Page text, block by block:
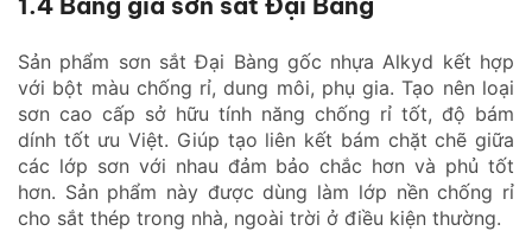
Sản phẩm sơn sắt Đại Bàng gốc nhựa Alkyd kết hợp
với bột màu chống rỉ, dung môi, phụ gia. Tạo nên loại
sơn cao cấp sở hữu tính năng chống rỉ tốt, độ bám
dính tốt ưu Việt. Giúp tạo liên kết bám chặt chẽ giữa
các lớp sơn với nhau đảm bảo chắc hơn và phủ tốt
hơn. Sản phẩm này được dùng làm lớp nền chống rỉ
cho sắt thép trong nhà, ngoài trời ở điều kiện thường.